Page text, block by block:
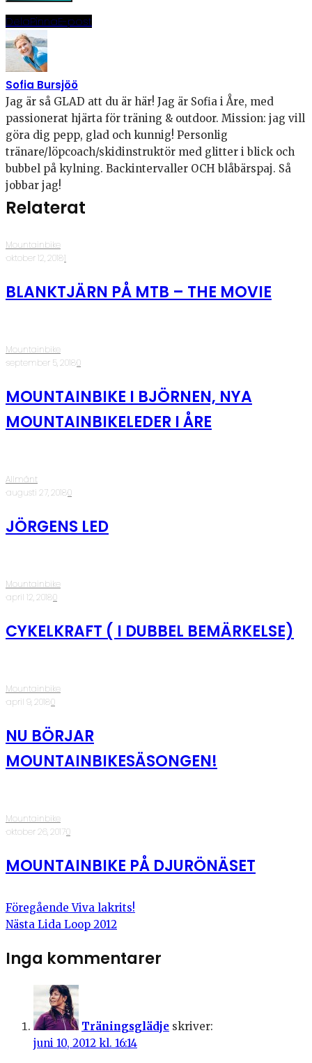
DelaPinnaE-post
Sofia Bursjöö
Jag är så GLAD att du är här! Jag är Sofia i Åre, med
passionerat hjärta för träning & outdoor. Mission: jag vill
göra dig pepp, glad och kunnig! Personlig
tränare/löpcoach/skidinstruktör med glitter i blick och
bubbel på kylning. Backintervaller OCH blåbärspaj. Så
jobbar jag!
Relaterat
Mountainbike
·oktober 12, 2018·1
BLANKTJÄRN PÅ MTB – THE MOVIE
Mountainbike
·september 5, 2018·0
MOUNTAINBIKE I BJÖRNEN, NYA
MOUNTAINBIKELEDER I ÅRE
Allmänt
·augusti 27, 2018·0
JÖRGENS LED
Mountainbike
·april 12, 2018·0
CYKELKRAFT ( I DUBBEL BEMÄRKELSE)
Mountainbike
·april 9, 2018·0
NU BÖRJAR
MOUNTAINBIKESÄSONGEN!
Mountainbike
·oktober 26, 2017·0
MOUNTAINBIKE PÅ DJURÖNÄSET
Föregående Viva lakrits!
Nästa Lida Loop 2012
Inga kommentarer
Träningsglädje skriver:
juni 10, 2012 kl. 16:14